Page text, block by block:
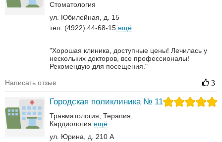
Стоматология
ул. Юбилейная, д. 15
тел. (4922) 44-68-15 ещё
"Хорошая клиника, доступные цены! Лечилась у
нескольких докторов, все профессионалы!
Рекомендую для посещения."
Написать отзыв 3
Городская поликлиника № 11
Травматология Терапия
Кардиология ещё
ул. Юрина, д. 210 А